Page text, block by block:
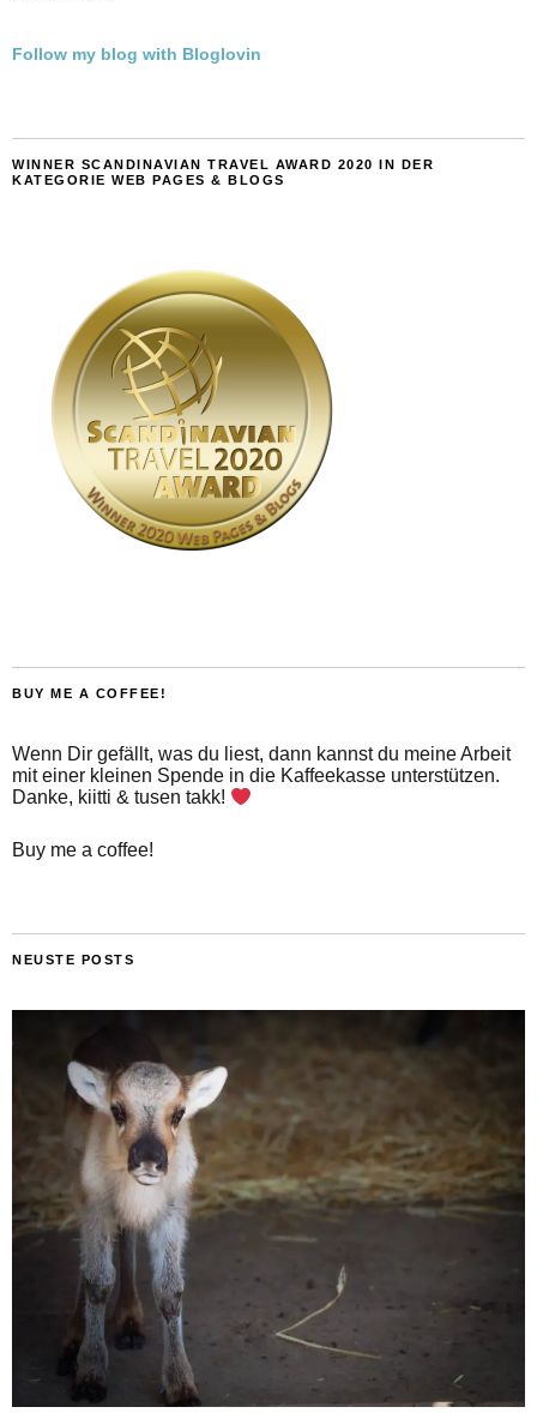
Follow my blog with Bloglovin
WINNER SCANDINAVIAN TRAVEL AWARD 2020 IN DER
KATEGORIE WEB PAGES & BLOGS
BUY ME A COFFEE!
Wenn Dir gefällt, was du liest, dann kannst du meine Arbeit
mit einer kleinen Spende in die Kaffeekasse unterstützen.
Danke, kiitti & tusen takk!
Buy me a coffee!
NEUSTE POSTS